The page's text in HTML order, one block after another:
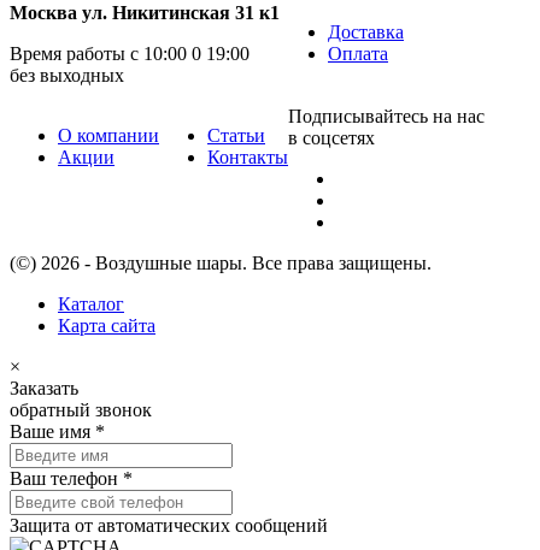
Москва ул. Никитинская 31 к1
Время работы с 10:00 0 19:00
без выходных
Доставка
Оплата
О компании
Акции
Статьи
Контакты
Подписывайтесь на нас
в соцсетях
(©) 2026 - Воздушные шары. Все права защищены.
Каталог
Карта сайта
×
Заказать
обратный звонок
Ваше имя *
Ваш телефон *
Защита от автоматических сообщений